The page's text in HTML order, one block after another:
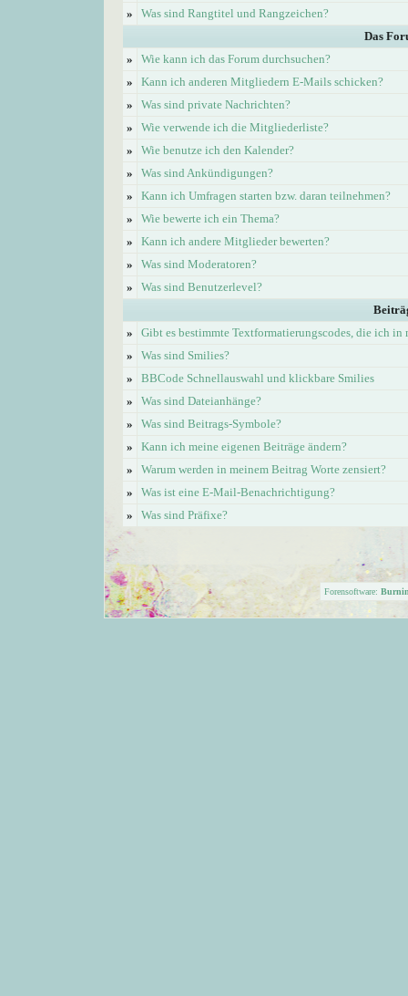
»
Was sind Rangtitel und Rangzeichen?
Das
»
Wie kann ich das Forum durchsuchen?
»
Kann ich anderen Mitgliedern E-Mails schicken?
»
Was sind private Nachrichten?
»
Wie verwende ich die Mitgliederliste?
»
Wie benutze ich den Kalender?
»
Was sind Ankündigungen?
»
Kann ich Umfragen starten bzw. daran teilnehmen?
»
Wie bewerte ich ein Thema?
»
Kann ich andere Mitglieder bewerten?
»
Was sind Moderatoren?
»
Was sind Benutzerlevel?
»
Gibt es bestimmte Textformatierungscodes, die ich
»
Was sind Smilies?
»
BBCode Schnellauswahl und klickbare Smilies
»
Was sind Dateianhänge?
»
Was sind Beitrags-Symbole?
»
Kann ich meine eigenen Beiträge ändern?
»
Warum werden in meinem Beitrag Worte zensiert?
»
Was ist eine E-Mail-Benachrichtigung?
»
Was sind Präfixe?
Forensoftware: